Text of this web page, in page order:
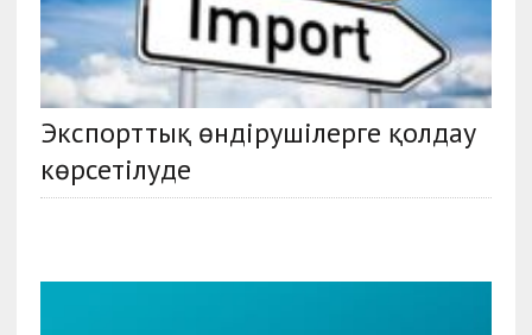
Экспорттық өндірушілерге қолдау
көрсетілуде